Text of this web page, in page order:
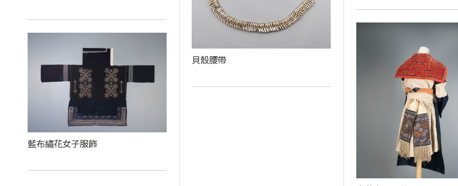
貝殼腰帶
藍布繡花女子服飾